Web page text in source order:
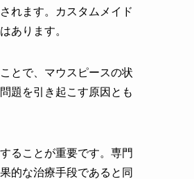
れます。カスタムメイド
あります。
とで、マウスピースの状
題を引き起こす原因とも
ることが重要です。専門
的な治療手段であると同